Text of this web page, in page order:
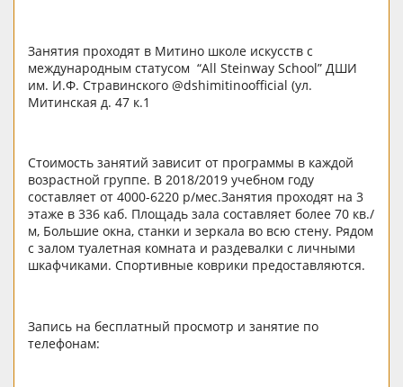
Занятия проходят в Митино школе искусств с
международным статусом “All Steinway School” ДШИ
им. И.Ф. Стравинского @dshimitinoofficial (ул.
Митинская д. 47 к.1
Стоимость занятий зависит от программы в каждой
возрастной группе. В 2018/2019 учебном году
составляет от 4000-6220 р/мес.Занятия проходят на 3
этаже в 336 каб. Площадь зала составляет более 70 кв./
м, Большие окна, станки и зеркала во всю стену. Рядом
с залом туалетная комната и раздевалки с личными
шкафчиками. Спортивные коврики предоставляются.
Запись на бесплатный просмотр и занятие по
телефонам: